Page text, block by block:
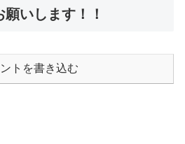
いします！！
トを書き込む